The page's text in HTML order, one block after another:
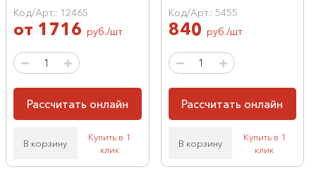
Код/Арт.: 12465
от 1716 руб./шт
Рассчитать онлайн
В корзину
Купить в 1
клик
Код/Арт.: 5455
840 руб./шт
Рассчитать онлайн
В корзину
Купить в 1
клик